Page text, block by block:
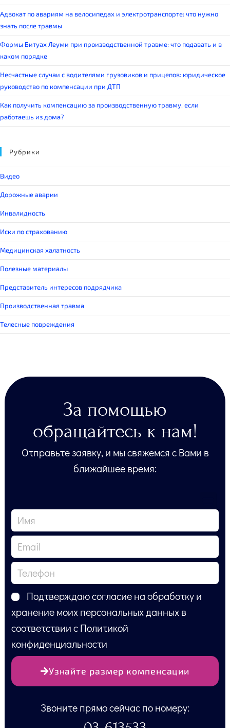
Адвокат по авариям на велосипедах и электротранспорте: что нужно
знать после травмы
Формы Битуах Леуми при производственной травме: что подавать и в
каком порядке
Несчастные случаи с водителями грузовиков и прицепов: юридическое
руководство по компенсации при ДТП
Как получить компенсацию за производственную травму, если
работаешь из дома?
Рубрики
Видео
Дорожные аварии
Инвалидность
Иски по страхованию
Медицинская халатность
Полезные материалы
Представитель интересов подрядчика
Производственная травма
Телесные повреждения
За помощью
обращайтесь к нам!
Отправьте заявку, и мы свяжемся с Вами в
ближайшее время:
Подтверждаю согласие на обработку и
хранение моих персональных данных в
соответствии с Политикой
конфиденциальности
Узнайте размер компенсации
Звоните прямо сейчас по номеру: